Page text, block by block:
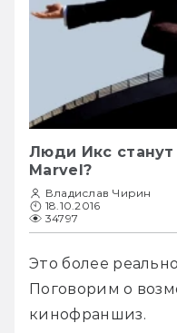
Люди Икс
Marvel?
Владислав Чирин
18.10.2016
34797
Это более
Поговорим о
кинофраншиз.